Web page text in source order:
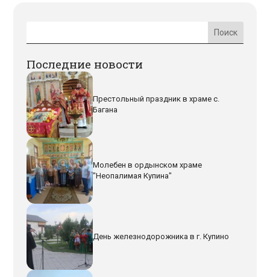
Последние новости
Престольный праздник в храме с.
Багана
Молебен в ордынском храме
"Неопалимая Купина"
День железнодорожника в г. Купино